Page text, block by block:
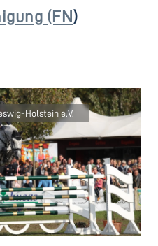
(FN )
Holstein e.V.